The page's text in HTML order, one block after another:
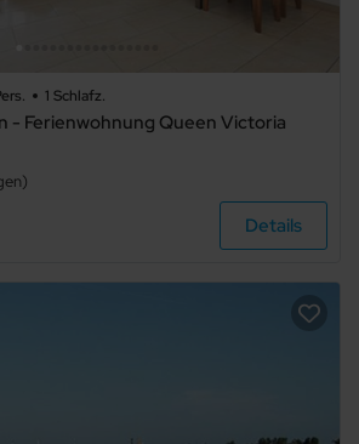
1 Schlafz.
- Ferienwohnung Queen Victoria
Details